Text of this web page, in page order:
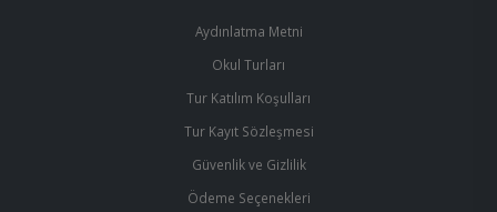
Aydınlatma Metni
Okul Turları
Tur Katılım Koşulları
Tur Kayıt Sözleşmesi
Güvenlik ve Gizlilik
Ödeme Seçenekleri